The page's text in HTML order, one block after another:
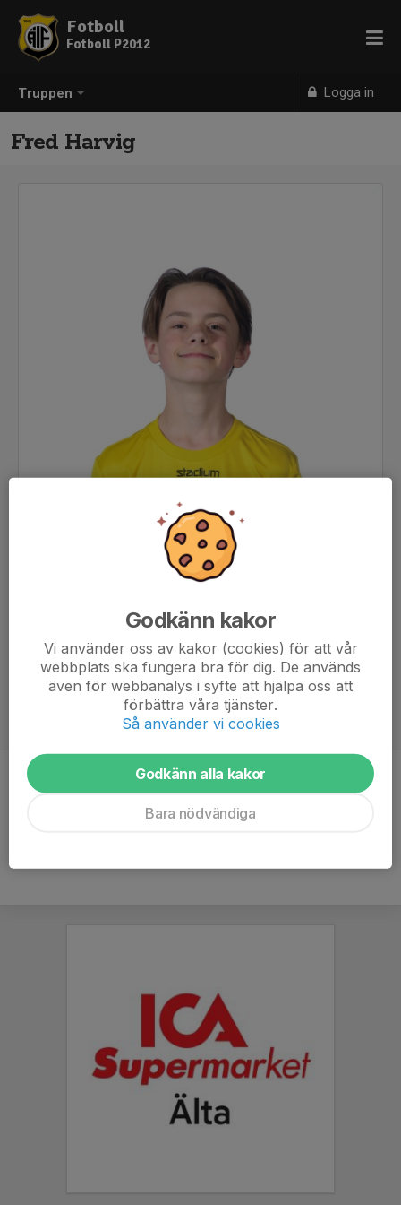
Truppen Logga in
Fotboll
Fotboll P2012
Fred Harvig
Ålder
Godkänn kakor
Vi använder oss av kakor (cookies) för att vår
webbplats ska fungera bra för dig. De används
även för webbanalys i syfte att hjälpa oss att
förbättra våra tjänster.
Så använder vi cookies
Godkänn alla kakor
Bara nödvändiga